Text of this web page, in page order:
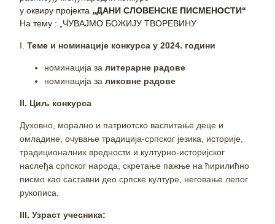
у оквиру пројекта „ДАНИ СЛОВЕНСКЕ ПИСМЕНОСТИ“
На тему : „ЧУВАЈМО БОЖИЈУ ТВОРЕВИНУ
I. Теме и номинације конкурса у 2024. години
номинација за литерарне радове
номинација за ликовне радове
II. Циљ конкурса
Духовно, морално и патриотско васпитање деце и
омладине, очување традиција-српског језика, историје,
традиционалних вредности и културно-историјског
наслеђа српског народа, скретање пажње на ћирилићно
писмо као саставни део српске културе, неговање лепог
рукописа.
III. Узраст учесника: